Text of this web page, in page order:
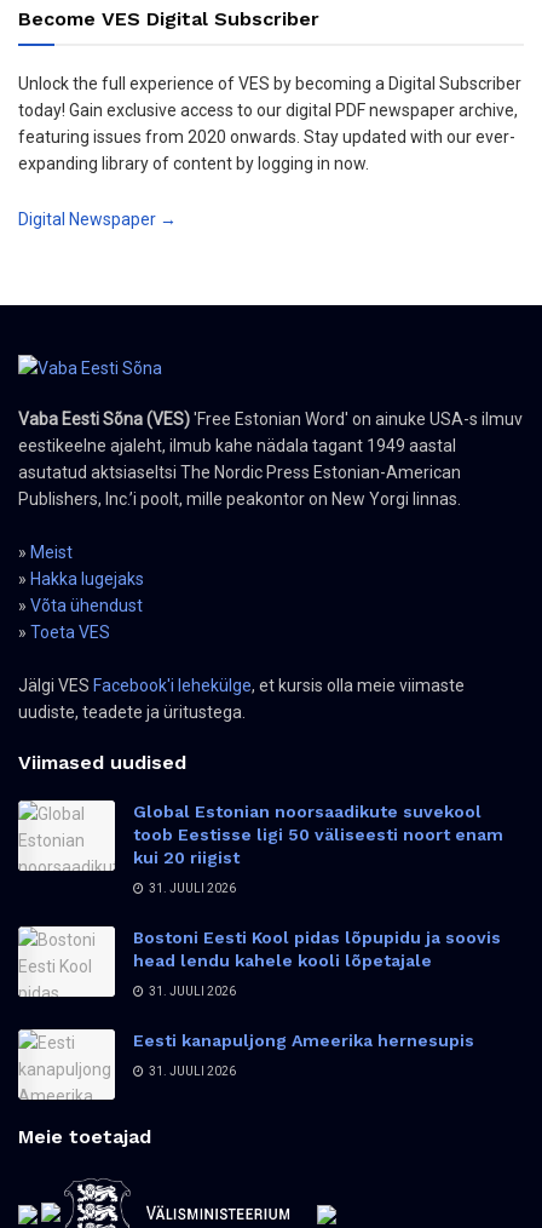
Become VES Digital Subscriber
Unlock the full experience of VES by becoming a Digital Subscriber
today! Gain exclusive access to our digital PDF newspaper archive,
featuring issues from 2020 onwards. Stay updated with our ever-
expanding library of content by logging in now.
Digital Newspaper →
Vaba Eesti Sõna (VES)'Free Estonian Word' on ainuke USA-s ilmuv
eestikeelne ajaleht, ilmub kahe nädala tagant 1949 aastal
asutatud aktsiaseltsi The Nordic Press Estonian-American
Publishers, Inc.’i poolt, mille peakontor on New Yorgi linnas.
» Meist
» Hakka lugejaks
» Võta ühendust
» Toeta VES
Jälgi VES Facebook'i lehekülge, et kursis olla meie viimaste
uudiste, teadete ja üritustega.
Viimased uudised
Global Estonian noorsaadikute suvekool
toob Eestisse ligi 50 väliseesti noort enam
kui 20 riigist
31. JUULI 2026
Bostoni Eesti Kool pidas lõpupidu ja soovis
head lendu kahele kooli lõpetajale
31. JUULI 2026
Eesti kanapuljong Ameerika hernesupis
31. JUULI 2026
Meie toetajad